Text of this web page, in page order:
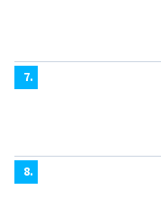
7.
8.